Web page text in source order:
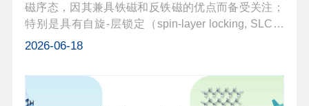
磁序态，因其兼具铁磁和反铁磁的优点而备受关注；
特别是具有自旋-层锁定（spin-layer locking, SLC）
特性的二维交错磁体，如单层 Ca(CoN)2，在自旋电
不破坏其本征磁结构的前提下，...
2026-06-18